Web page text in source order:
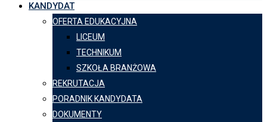
KANDYDAT
OFERTA EDUKACYJNA
LICEUM
TECHNIKUM
SZKOŁA BRANŻOWA
REKRUTACJA
PORADNIK KANDYDATA
DOKUMENTY